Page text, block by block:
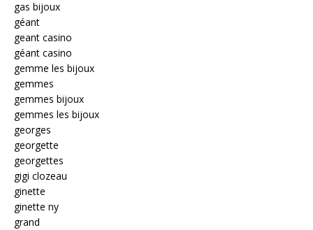
gas bijoux
géant
geant casino
géant casino
gemme les bijoux
gemmes
gemmes bijoux
gemmes les bijoux
georges
georgette
georgettes
gigi clozeau
ginette
ginette ny
grand